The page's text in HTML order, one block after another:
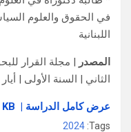
في الحقوق والعلوم
اللبنانية
المصدر | مجلة القرار
الثاني | السنة الأولى | أيار (مايو) 2024 | ذو
عرض كامل الدراسة | PDF 354 KB
Tags:
2024